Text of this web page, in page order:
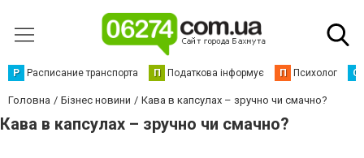
Р Расписание транспорта П Податкова інформує П Психолог С
Головна Бізнес новини Кава в капсулах – зручно чи смачно?
Кава в капсулах – зручно чи смачно?